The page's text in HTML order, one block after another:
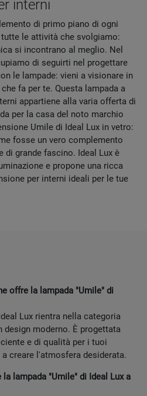
interni
di primo piano di ogni
le attività che svolgiamo:
si incontrano al meglio. Nel
di seguirti nel progettare
le lampade: vieni a visionare in
fa per te. Questa lampada a
appartiene alla varia offerta di
per la casa del noto marchio
Umile di Ideal Lux in vetro:
fosse un vero complemento
di grande fascino. Ideal Lux è
e propone una ricca
per interni ideali per le tue
offre la lampada "Umile" di
Lux rientra nella categoria
design moderno. È progettata
e di qualità per i tuoi
creare l'atmosfera desiderata.
lampada "Umile" di Ideal Lux a